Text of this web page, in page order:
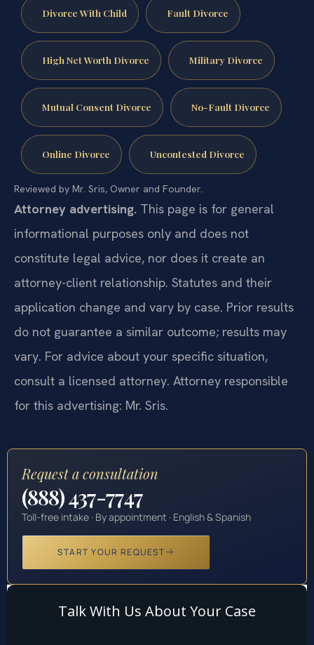
Divorce With Child Fault Divorce
High Net Worth Divorce Military Divorce
Mutual Consent Divorce No-Fault Divorce
Online Divorce Uncontested Divorce
Reviewed by Mr. Sris, Owner and Founder.
Attorney advertising. This page is for general
informational purposes only and does not
constitute legal advice, nor does it create an
attorney-client relationship. Statutes and their
application change and vary by case. Prior results
do not guarantee a similar outcome; results may
vary. For advice about your specific situation,
consult a licensed attorney. Attorney responsible
for this advertising: Mr. Sris.
Request a consultation
(888) 437-7747
Toll-free intake · By appointment · English & Spanish
START YOUR REQUEST